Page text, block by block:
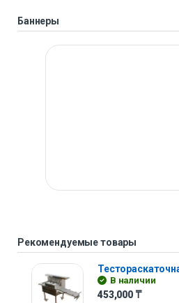
Баннеры
Рекомендуемые товары
В наличии
453,000 ₸